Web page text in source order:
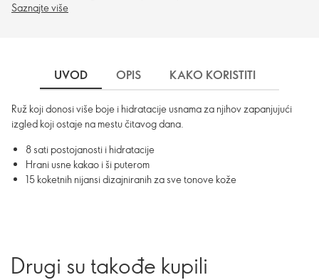
Saznajte više
UVOD OPIS KAKO KORISTITI
Ruž koji donosi više boje i hidratacije usnama za njihov zapanjujući
izgled koji ostaje na mestu čitavog dana.
8 sati postojanosti i hidratacije
Hrani usne kakao i ši puterom
15 koketnih nijansi dizajniranih za sve tonove kože
Drugi su takođe kupili